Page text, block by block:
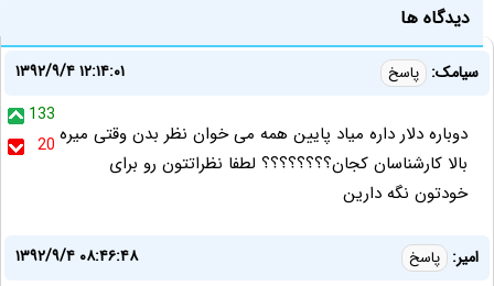
دیدگاه ها
سیامک: پاسخ
۱۳۹۲/۹/۴ ۱۲:۱۴:۰۱
133
20 دوباره دلار داره میاد پایین همه می خوان نظر بدن وقتی میره
بالا کارشناسان کجان؟؟؟؟؟؟؟؟ لطفا نظراتتون رو برای
خودتون نگه دارین
امير: پاسخ
۱۳۹۲/۹/۴ ۰۸:۴۶:۴۸